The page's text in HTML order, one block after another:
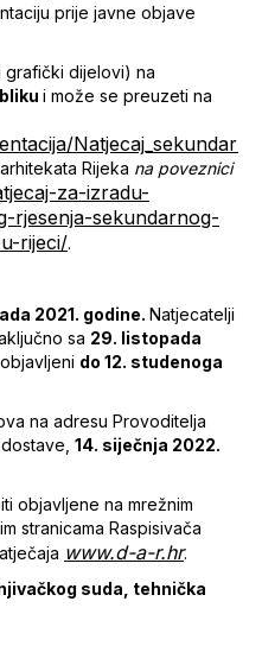
prije javne objave
grafički dijelovi) na
i može se preuzeti na
Rijeka na poveznici
za-izradu-
rjesenja-sekundarnog-
rijeci/.
2021. godine. Natjecatelji
sa 29. listopada
do 12. studenoga
na adresu Provoditelja
14. siječnja 2022.
objavljene na mrežnim
stranicama Raspisivača
www.d-a-r.hr.
suda, tehnička